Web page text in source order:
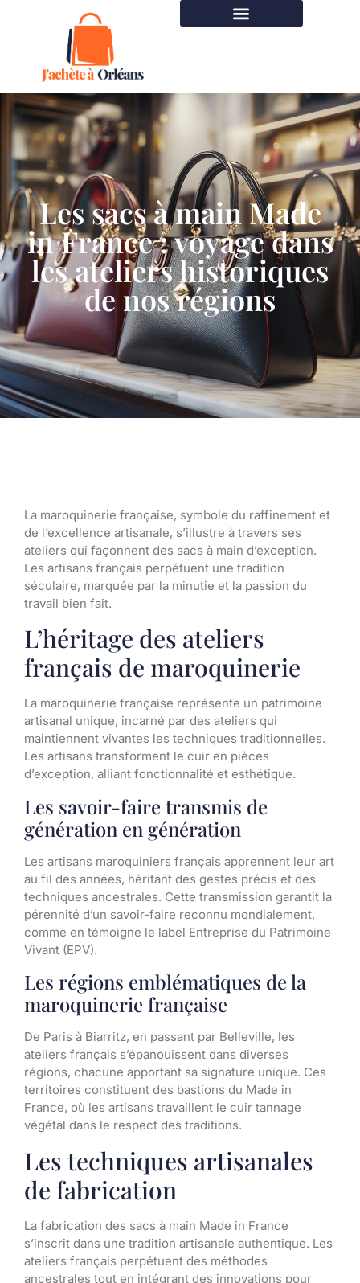
Les sacs à main Made
in France : voyage dans
les ateliers historiques
de nos régions
La maroquinerie française, symbole du raffinement et
de l’excellence artisanale, s’illustre à travers ses
ateliers qui façonnent des sacs à main d’exception.
Les artisans français perpétuent une tradition
séculaire, marquée par la minutie et la passion du
travail bien fait.
L’héritage des ateliers
français de maroquinerie
La maroquinerie française représente un patrimoine
artisanal unique, incarné par des ateliers qui
maintiennent vivantes les techniques traditionnelles.
Les artisans transforment le cuir en pièces
d’exception, alliant fonctionnalité et esthétique.
Les savoir-faire transmis de
génération en génération
Les artisans maroquiniers français apprennent leur art
au fil des années, héritant des gestes précis et des
techniques ancestrales. Cette transmission garantit la
pérennité d’un savoir-faire reconnu mondialement,
comme en témoigne le label Entreprise du Patrimoine
Vivant (EPV).
Les régions emblématiques de la
maroquinerie française
De Paris à Biarritz, en passant par Belleville, les
ateliers français s’épanouissent dans diverses
régions, chacune apportant sa signature unique. Ces
territoires constituent des bastions du Made in
France, où les artisans travaillent le cuir tannage
végétal dans le respect des traditions.
Les techniques artisanales
de fabrication
La fabrication des sacs à main Made in France
s’inscrit dans une tradition artisanale authentique. Les
ateliers français perpétuent des méthodes
ancestrales tout en intégrant des innovations pour